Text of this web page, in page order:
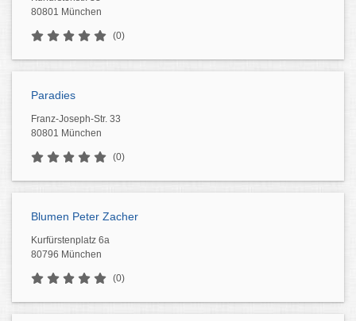
80801 München
(0)
Paradies
Franz-Joseph-Str. 33
80801 München
(0)
Blumen Peter Zacher
Kurfürstenplatz 6a
80796 München
(0)